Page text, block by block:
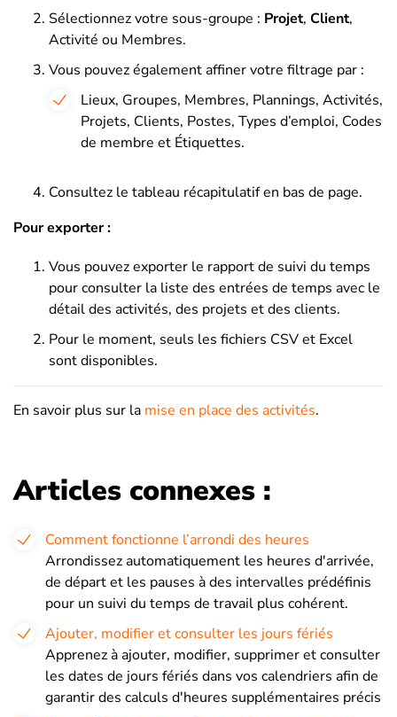
Sélectionnez votre sous-groupe : Projet, Client,
Activité ou Membres.
Vous pouvez également affiner votre filtrage par :
Lieux, Groupes, Membres, Plannings, Activités,
Projets, Clients, Postes, Types d’emploi, Codes
de membre et Étiquettes.
Consultez le tableau récapitulatif en bas de page.
Pour exporter :
Vous pouvez exporter le rapport de suivi du temps
pour consulter la liste des entrées de temps avec le
détail des activités, des projets et des clients.
Pour le moment, seuls les fichiers CSV et Excel
sont disponibles.
En savoir plus sur la mise en place des activités.
Articles connexes :
Comment fonctionne l’arrondi des heures
Arrondissez automatiquement les heures d'arrivée,
de départ et les pauses à des intervalles prédéfinis
pour un suivi du temps de travail plus cohérent.
Ajouter, modifier et consulter les jours fériés
Apprenez à ajouter, modifier, supprimer et consulter
les dates de jours fériés dans vos calendriers afin de
garantir des calculs d'heures supplémentaires précis